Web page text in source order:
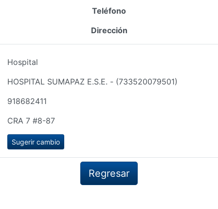
Teléfono
Dirección
Hospital
HOSPITAL SUMAPAZ E.S.E. - (733520079501)
918682411
CRA 7 #8-87
Sugerir cambio
Regresar